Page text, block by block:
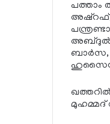
പത്താം
അഷ്റഫ്,
അബ്ദുല്‍
ബാര്‍സ,
ഹുസൈന്‍
ഖത്തറില്‍
മുഹമ്മദ്